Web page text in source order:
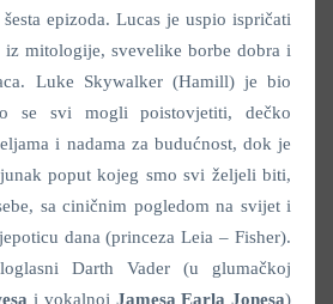
šesta epizoda. Lucas je uspio ispričati
mitologije, svevelike borbe dobra i
Luke Skywalker (Hamill) je bio
se svi mogli poistovjetiti, dečko
i nadama za budućnost, dok je
poput kojeg smo svi željeli biti,
sa ciničnim pogledom na svijet i
dana (princeza Leia – Fisher).
Darth Vader (u glumačkoj
i vokalnoj Jamesa Earla Jonesa)